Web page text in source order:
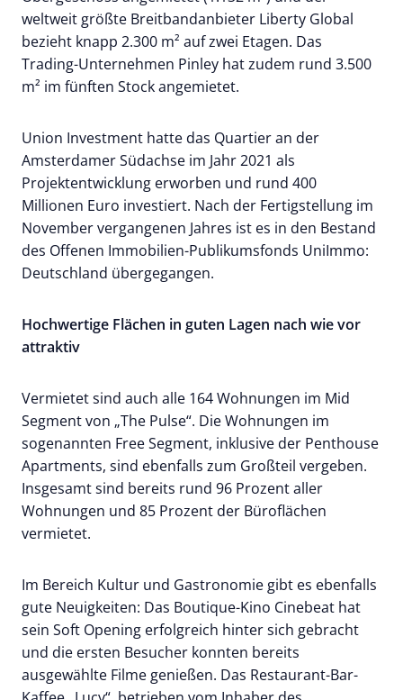
weltweit größte Breitbandanbieter Liberty Global
bezieht knapp 2.300 m² auf zwei Etagen. Das
Trading-Unternehmen Pinley hat zudem rund 3.500
m² im fünften Stock angemietet.
Union Investment hatte das Quartier an der
Amsterdamer Südachse im Jahr 2021 als
Projektentwicklung erworben und rund 400
Millionen Euro investiert. Nach der Fertigstellung im
November vergangenen Jahres ist es in den Bestand
des Offenen Immobilien-Publikumsfonds UniImmo:
Deutschland übergegangen.
Hochwertige Flächen in guten Lagen nach wie vor
attraktiv
Vermietet sind auch alle 164 Wohnungen im Mid
Segment von „The Pulse“. Die Wohnungen im
sogenannten Free Segment, inklusive der Penthouse
Apartments, sind ebenfalls zum Großteil vergeben.
Insgesamt sind bereits rund 96 Prozent aller
Wohnungen und 85 Prozent der Büroflächen
vermietet.
Im Bereich Kultur und Gastronomie gibt es ebenfalls
gute Neuigkeiten: Das Boutique-Kino Cinebeat hat
sein Soft Opening erfolgreich hinter sich gebracht
und die ersten Besucher konnten bereits
ausgewählte Filme genießen. Das Restaurant-Bar-